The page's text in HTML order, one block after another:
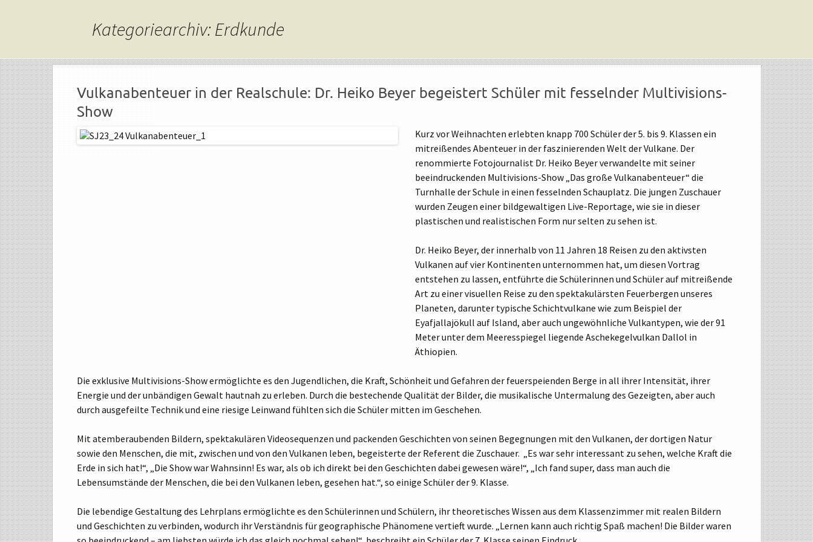
Kategoriearchiv: Erdkunde
Vulkanabenteuer in der Realschule: Dr. Heiko Beyer begeistert Schüler mit fesselnder Multivisions-
Show
Kurz vor Weihnachten erlebten knapp 700 Schüler der 5. bis 9. Klassen ein
mitreißendes Abenteuer in der faszinierenden Welt der Vulkane. Der
renommierte Fotojournalist Dr. Heiko Beyer verwandelte mit seiner
beeindruckenden Multivisions-Show „Das große Vulkanabenteuer“ die
Turnhalle der Schule in einen fesselnden Schauplatz. Die jungen Zuschauer
wurden Zeugen einer bildgewaltigen Live-Reportage, wie sie in dieser
plastischen und realistischen Form nur selten zu sehen ist.
Dr. Heiko Beyer, der innerhalb von 11 Jahren 18 Reisen zu den aktivsten
Vulkanen auf vier Kontinenten unternommen hat, um diesen Vortrag
entstehen zu lassen, entführte die Schülerinnen und Schüler auf mitreißende
Art zu einer visuellen Reise zu den spektakulärsten Feuerbergen unseres
Planeten, darunter typische Schichtvulkane wie zum Beispiel der
Eyafjallajökull auf Island, aber auch ungewöhnliche Vulkantypen, wie der 91
Meter unter dem Meeresspiegel liegende Aschekegelvulkan Dallol in
Äthiopien.
Die exklusive Multivisions-Show ermöglichte es den Jugendlichen, die Kraft, Schönheit und Gefahren der feuerspeienden Berge in all ihrer Intensität, ihrer
Energie und der unbändigen Gewalt hautnah zu erleben. Durch die bestechende Qualität der Bilder, die musikalische Untermalung des Gezeigten, aber auch
durch ausgefeilte Technik und eine riesige Leinwand fühlten sich die Schüler mitten im Geschehen.
Mit atemberaubenden Bildern, spektakulären Videosequenzen und packenden Geschichten von seinen Begegnungen mit den Vulkanen, der dortigen Natur
sowie den Menschen, die mit, zwischen und von den Vulkanen leben, begeisterte der Referent die Zuschauer. „Es war sehr interessant zu sehen, welche Kraft die
Erde in sich hat!“, „Die Show war Wahnsinn! Es war, als ob ich direkt bei den Geschichten dabei gewesen wäre!“, „Ich fand super, dass man auch die
Lebensumstände der Menschen, die bei den Vulkanen leben, gesehen hat.“, so einige Schüler der 9. Klasse.
Die lebendige Gestaltung des Lehrplans ermöglichte es den Schülerinnen und Schülern, ihr theoretisches Wissen aus dem Klassenzimmer mit realen Bildern
und Geschichten zu verbinden, wodurch ihr Verständnis für geographische Phänomene vertieft wurde. „Lernen kann auch richtig Spaß machen! Die Bilder waren